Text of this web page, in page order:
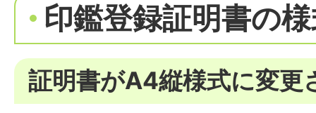
印鑑登録証明書の
証明書がA4縦様式に変更